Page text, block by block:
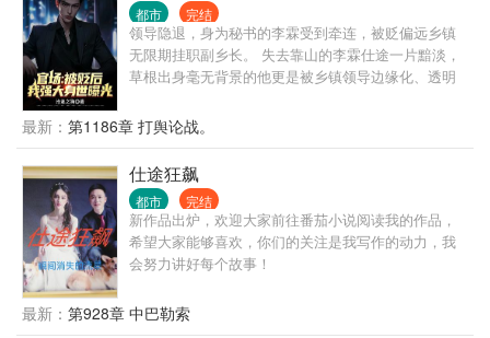
都市 完结
领导隐退，身为秘书的李霖受到牵连，被贬偏远乡镇
无限期挂职副乡长。 失去靠山的李霖仕途一片黯淡，
草根出身毫无背景的他更是被乡镇领导边缘化、透明
时，他的贵人从天而降，自此平步青云，无人能挡。
原来，他最大的靠山，竟然就是他自己！
最新： 第1186章 打舆论战。
仕途狂飙
都市 完结
新作品出炉，欢迎大家前往番茄小说阅读我的作品，
希望大家能够喜欢，你们的关注是我写作的动力，我
会努力讲好每个故事！
最新： 第928章 中巴勒索